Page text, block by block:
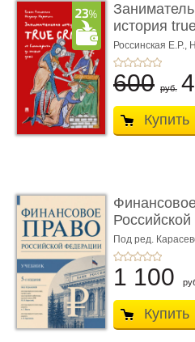
история
Россинская Е.Р.,
600 руб.
Купить
Российской
...
Под ред.
А.Г., Красюкова
1 100
Купить